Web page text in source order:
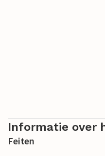
Informatie over
Feiten